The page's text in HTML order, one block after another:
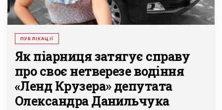
ПУБЛІКАЦІЇ
Як піарниця затягує справу
про своє нетверезе водіння
«Ленд Крузера» депутата
Олександра Данильчука